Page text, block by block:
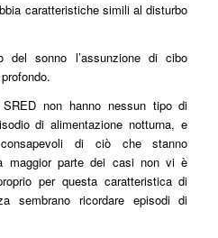
caratteristiche simili al disturbo
del sonno l’assunzione di cibo
non hanno nessun tipo di
di alimentazione notturna, e
di ciò che stanno
maggior parte dei casi non vi è
per questa caratteristica di
sembrano ricordare episodi di